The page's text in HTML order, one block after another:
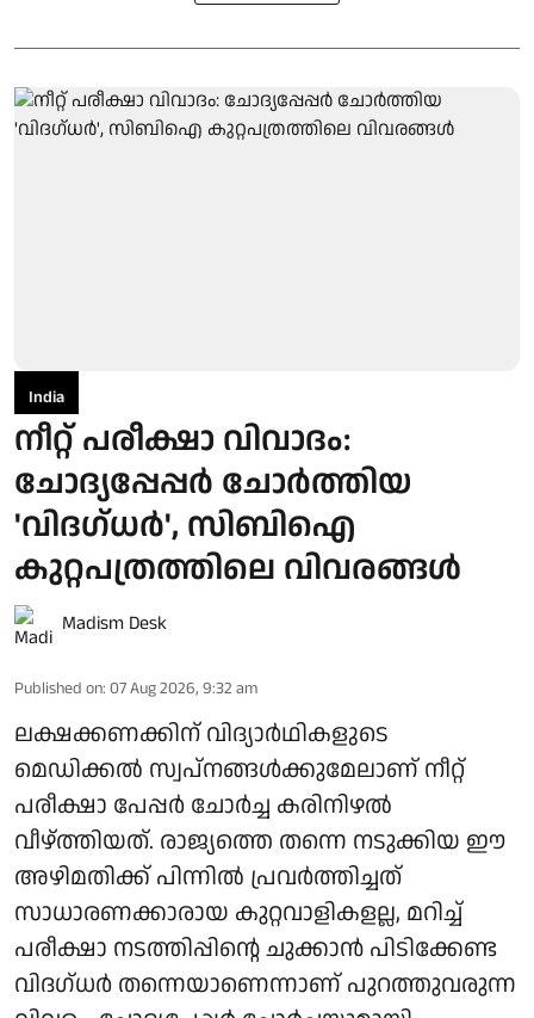
India
നീറ്റ് പരീക്ഷാ വിവാദം:
ചോദ്യപ്പേപ്പർ ചോർത്തിയ
'വിദഗ്ധർ', സിബിഐ
കുറ്റപത്രത്തിലെ വിവരങ്ങൾ
Madism Desk
Published on: 07 Aug 2026, 9:32 am
ലക്ഷക്കണക്കിന് വിദ്യാർഥികളുടെ
മെഡിക്കൽ സ്വപ്നങ്ങൾക്കുമേലാണ് നീറ്റ്
പരീക്ഷാ പേപ്പർ ചോർച്ച കരിനിഴൽ
വീഴ്ത്തിയത്. രാജ്യത്തെ തന്നെ നടുക്കിയ ഈ
അഴിമതിക്ക് പിന്നിൽ പ്രവർത്തിച്ചത്
സാധാരണക്കാരായ കുറ്റവാളികളല്ല, മറിച്ച്
പരീക്ഷാ നടത്തിപ്പിന്റെ ചുക്കാൻ പിടിക്കേണ്ട
വിദഗ്ധർ തന്നെയാണെന്നാണ് പുറത്തുവരുന്ന